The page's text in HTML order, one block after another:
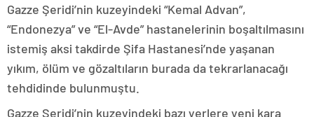
Gazze Şeridi’nin kuzeyindeki “Kemal Advan”,
“Endonezya” ve “El-Avde” hastanelerinin boşaltılmasını
istemiş aksi takdirde Şifa Hastanesi’nde yaşanan
yıkım, ölüm ve gözaltıların burada da tekrarlanacağı
tehdidinde bulunmuştu.
Gazze Şeridi’nin kuzeyindeki bazı yerlere yeni kara